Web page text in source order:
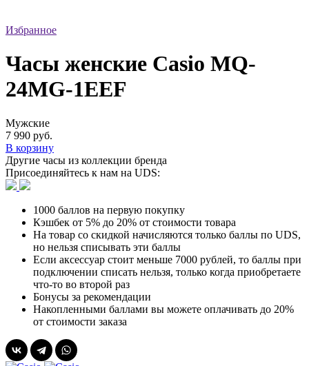
Избранное
Часы женские Casio MQ-
24MG-1EEF
Мужские
7 990 руб.
В корзину
Другие часы из коллекции бренда
Присоединяйтесь к нам на UDS:
1000 баллов на первую покупку
Кэшбек от 5% до 20% от стоимости товара
На товар со скидкой начисляются только баллы по UDS,
но нельзя списывать эти баллы
Если аксессуар стоит меньше 7000 рублей, то баллы при
подключении списать нельзя, только когда приобретаете
что-то во второй раз
Бонусы за рекомендации
Накопленными баллами вы можете оплачивать до 20%
от стоимости заказа